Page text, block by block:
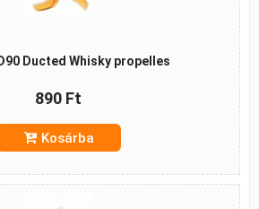
Ducted Whisky propelles
890 Ft
Kosárba